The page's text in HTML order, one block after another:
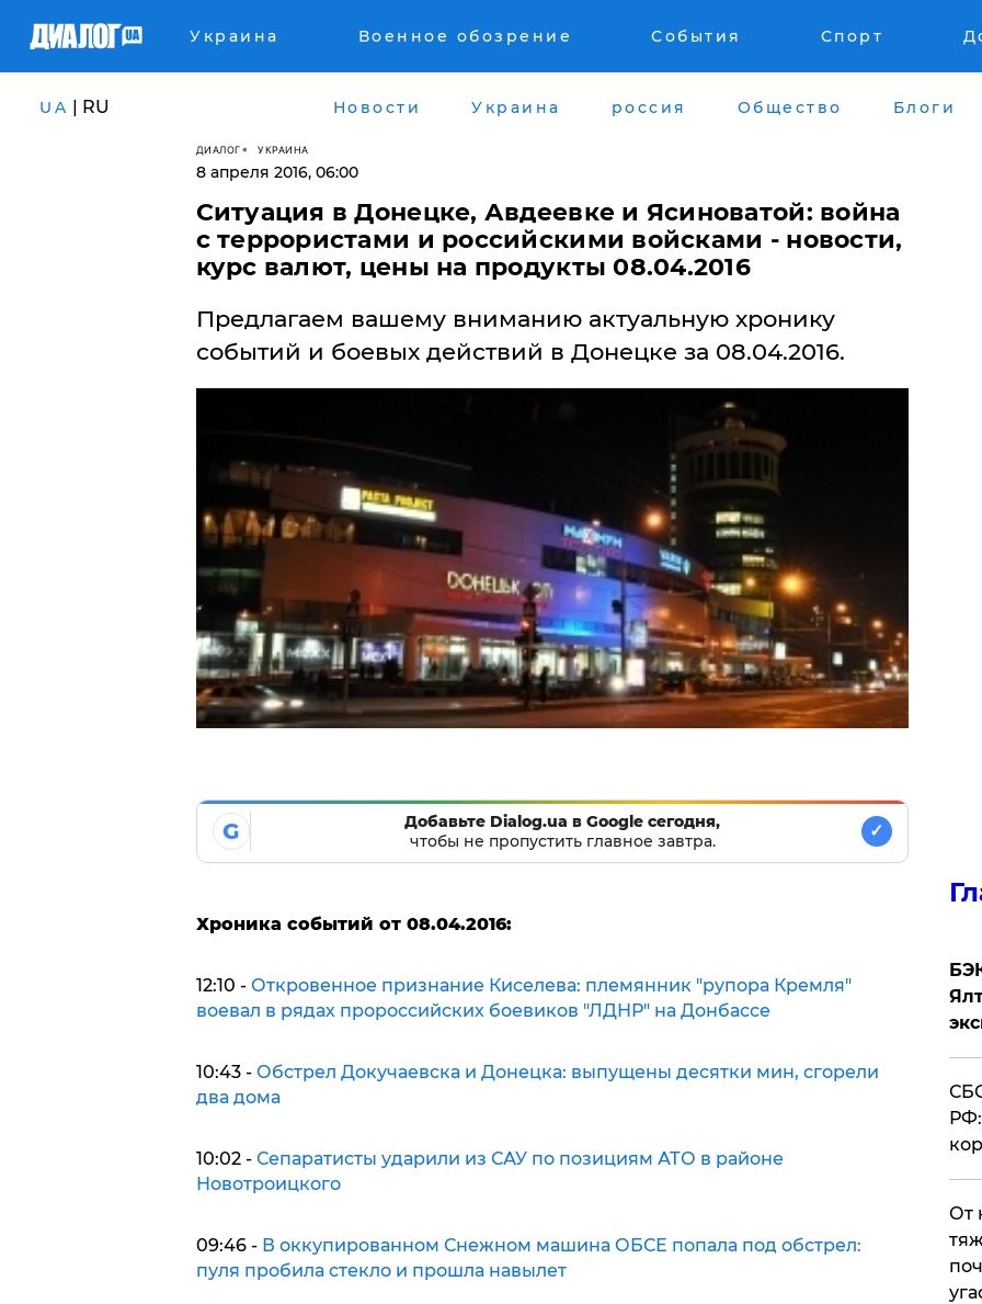
Украина Военное обозрение События Спорт
UA | RU Новости Украина россия Общество Блоги
ДИАЛОГ УКРАИНА
8 апреля 2016, 06:00
Ситуация в Донецке, Авдеевке и Ясиноватой: война
с террористами и российскими войсками - новости,
курс валют, цены на продукты 08.04.2016
Предлагаем вашему вниманию актуальную хронику
событий и боевых действий в Донецке за 08.04.2016.
G
Добавьте Dialog.ua в Google сегодня,
чтобы не пропустить главное завтра.
✓
Хроника событий от 08.04.2016:
12:10 - Откровенное признание Киселева: племянник "рупора Кремля"
воевал в рядах пророссийских боевиков "ЛДНР" на Донбассе
10:43 - Обстрел Докучаевска и Донецка: выпущены десятки мин, сгорели
два дома
10:02 - Сепаратисты ударили из САУ по позициям АТО в районе
Новотроицкого
09:46 -В оккупированном Снежном машина ОБСЕ попала под обстрел:
пуля пробила стекло и прошла навылет
От